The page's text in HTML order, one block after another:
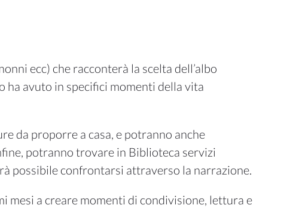
ecc) che racconterà la scelta dell’albo
ha avuto in specifici momenti della vita
da proporre a casa, e potranno anche
potranno trovare in Biblioteca servizi
possibile confrontarsi attraverso la narrazione.
a creare momenti di condivisione, lettura e